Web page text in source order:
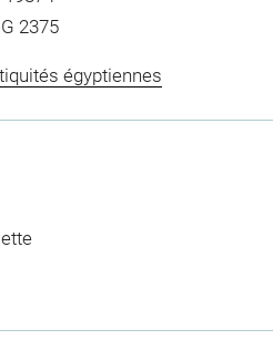
2375
égyptiennes